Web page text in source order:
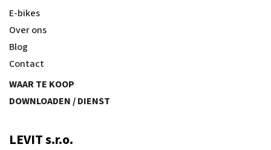
E-bikes
Over ons
Blog
Contact
WAAR TE KOOP
DOWNLOADEN / DIENST
LEVIT s.r.o.